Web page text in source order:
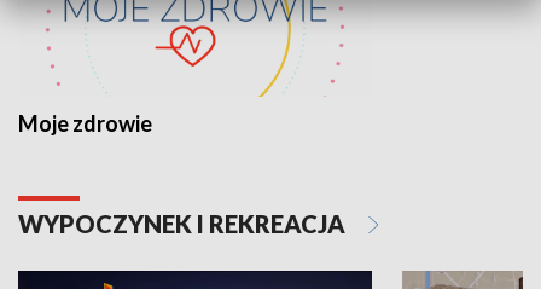
Moje zdrowie
WYPOCZYNEK I REKREACJA